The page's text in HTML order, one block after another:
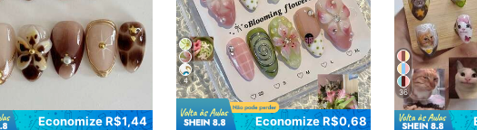
Economize R$1,44
4
Economize R$0,68
36